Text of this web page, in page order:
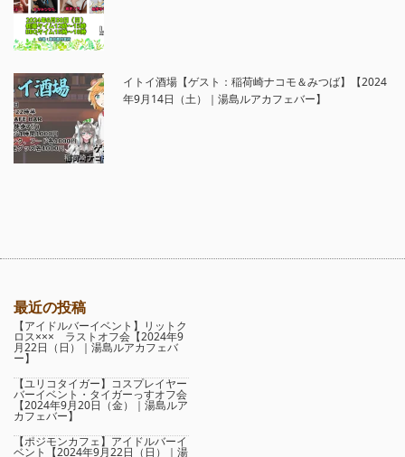
イトイ酒場【ゲスト：稲荷崎ナコモ＆みつば】【2024
年9月14日（土）｜湯島ルアカフェバー】
最近の投稿
【アイドルバーイベント】リットク
ロス××× ラストオフ会【2024年9
月22日（日）｜湯島ルアカフェバ
ー】
【ユリコタイガー】コスプレイヤー
バーイベント・タイガーっすオフ会
【2024年9月20日（金）｜湯島ルア
カフェバー】
【ポジモンカフェ】アイドルバーイ
ベント【2024年9月22日（日）｜湯